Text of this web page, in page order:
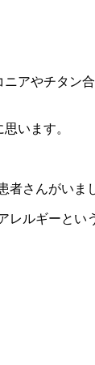
アやチタン
います。
さんがいま
ルギーとい